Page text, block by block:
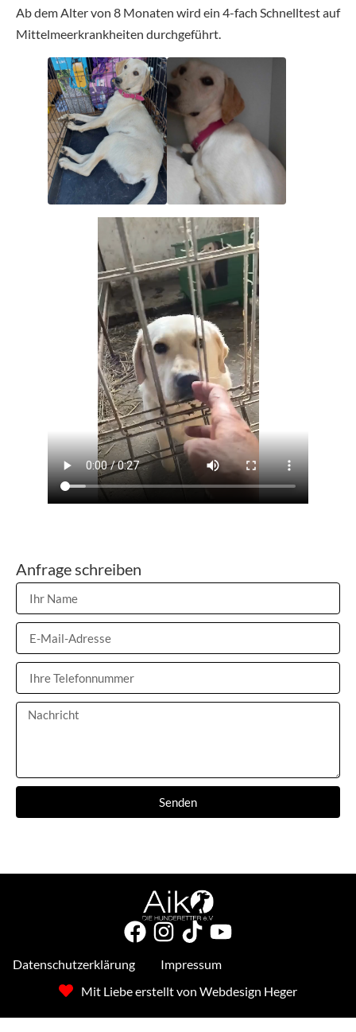
Ab dem Alter von 8 Monaten wird ein 4-fach Schnelltest auf
Mittelmeerkrankheiten durchgeführt.
Anfrage schreiben
Senden
Datenschutzerklärung
Impressum
Mit Liebe erstellt von Webdesign Heger